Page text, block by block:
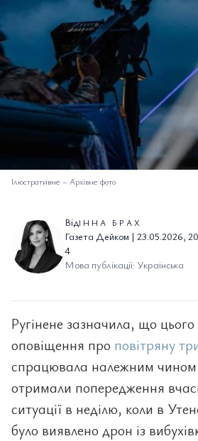
Ілюстративне – Архівне фото
ВідІННА БРАХ
Газета Дейком | 23.05.2026,
4
Мова публікації: Українська
Ругінене зазначила, що
оповіщення про повітряну
спрацювала належним
отримали попередження
ситуації в неділю, коли в
було виявлено дрон із